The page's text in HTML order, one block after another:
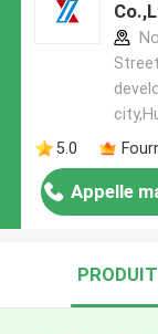
5.0
Appelle